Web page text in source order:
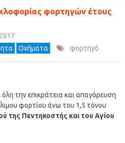
φορτηγών έτους
Οχήματα φορτηγό
την επικράτεια και απαγόρευση
φορτίου άνω του 1,5 τόνου
της Πεντηκοστής και του Αγίου